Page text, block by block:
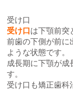
受け口
受け口は下顎前突
前歯の下側が前に
ような状態です。
成長期に下顎が成
す。
受け口も矯正歯